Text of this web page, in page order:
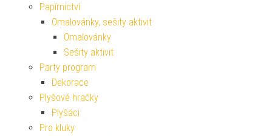
Papírnictví
Omalovánky, sešity aktivit
Omalovánky
Sešity aktivit
Party program
Dekorace
Plyšové hračky
Plyšáci
Pro kluky